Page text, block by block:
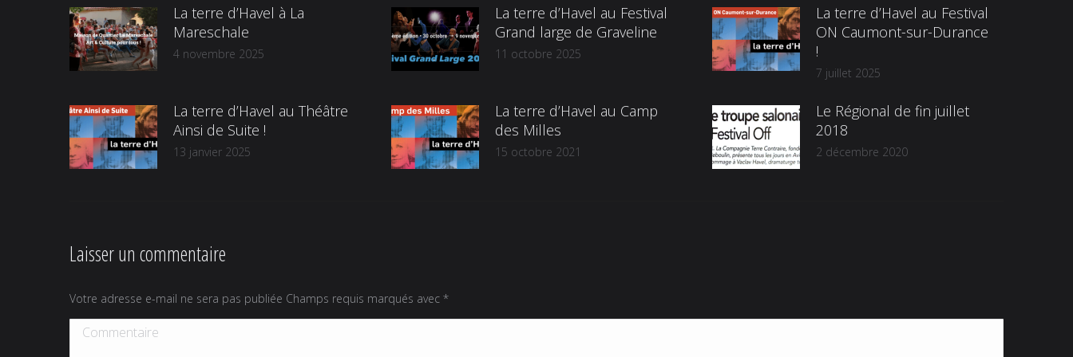
La terre d’Havel à La
Mareschale
4 novembre 2025
La terre d’Havel au Festival
Grand large de Graveline
11 octobre 2025
La terre d’Havel au Festival
ON Caumont-sur-Durance
!
7 juillet 2025
La terre d’Havel au Théâtre
Ainsi de Suite !
13 janvier 2025
La terre d’Havel au Camp
des Milles
15 octobre 2021
Le Régional de fin juillet
2018
2 décembre 2020
Laisser un commentaire
Votre adresse e-mail ne sera pas publiée Champs requis marqués avec *
Commentaire